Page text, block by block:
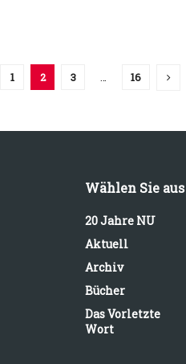
1 2 3 … 16
Wählen Sie aus
20 Jahre NU
Aktuell
Archiv
Bücher
Das Vorletzte
Wort